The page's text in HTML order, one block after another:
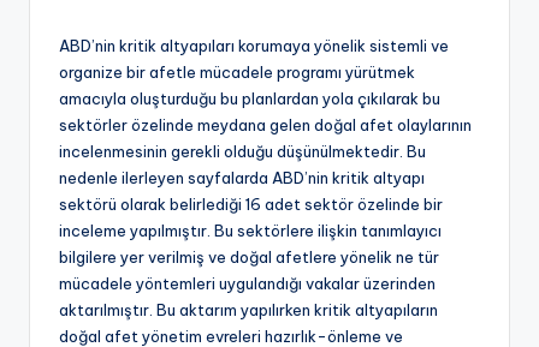
ABD’nin kritik altyapıları korumaya yönelik sistemli ve
organize bir afetle mücadele programı yürütmek
amacıyla oluşturduğu bu planlardan yola çıkılarak bu
sektörler özelinde meydana gelen doğal afet olaylarının
incelenmesinin gerekli olduğu düşünülmektedir. Bu
nedenle ilerleyen sayfalarda ABD’nin kritik altyapı
sektörü olarak belirlediği 16 adet sektör özelinde bir
inceleme yapılmıştır. Bu sektörlere ilişkin tanımlayıcı
bilgilere yer verilmiş ve doğal afetlere yönelik ne tür
mücadele yöntemleri uygulandığı vakalar üzerinden
aktarılmıştır. Bu aktarım yapılırken kritik altyapıların
doğal afet yönetim evreleri hazırlık-önleme ve